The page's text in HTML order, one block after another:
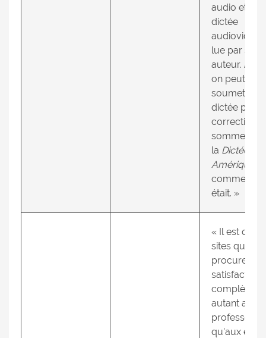
audio et la
dictée
audiovidéo,
lue par son
auteur. À la
on peut
soumettre
dictée pour
correction.
somme,
la Dictée
Amériques
comme si
était. »
« Il est de
sites qui
procurent
satisfaction
complète
autant aux
professeurs
qu'aux